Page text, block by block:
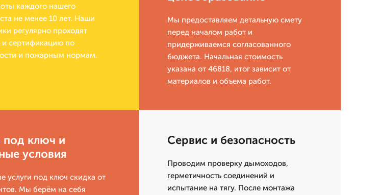
каждого нашего
не менее 10 лет. Наши
регулярно проходят
и сертификацию по
и пожарным нормам.
Мы предоставляем детальную смету
перед началом работ и
придерживаемся согласованного
бюджета. Начальная стоимость
указана от 46818, итог зависит от
материалов и объема работ.
под ключ и
условия
услуги под ключ скидка от
Мы берём на себя
Сервис и безопасность
Проводим проверку дымоходов,
герметичность соединений и
испытание на тягу. После монтажа